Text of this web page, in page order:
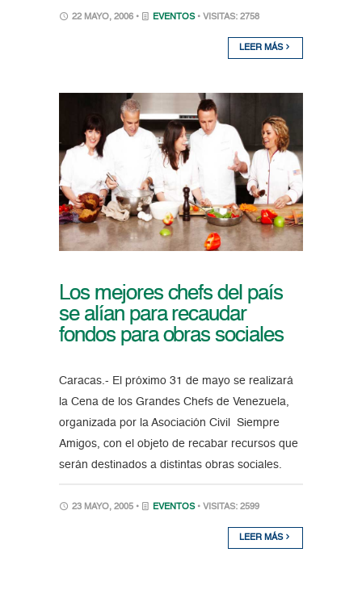
22 MAYO, 2006 • EVENTOS • VISITAS: 2758
LEER MÁS
Los mejores chefs del país
se alían para recaudar
fondos para obras sociales
Caracas.- El próximo 31 de mayo se realizará
la Cena de los Grandes Chefs de Venezuela,
organizada por la Asociación Civil Siempre
Amigos, con el objeto de recabar recursos que
serán destinados a distintas obras sociales.
23 MAYO, 2005 • EVENTOS • VISITAS: 2599
LEER MÁS